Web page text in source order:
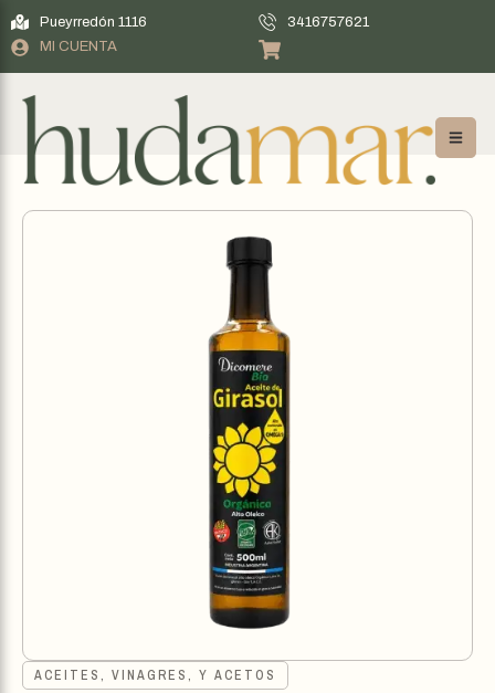
Pueyrredón 1116
3416757621
MI CUENTA
ACEITES, VINAGRES, Y ACETOS